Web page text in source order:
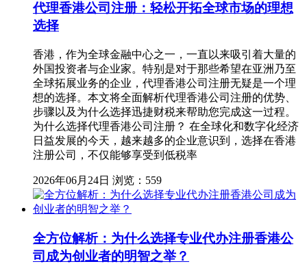
代理香港公司注册：轻松开拓全球市场的理想
选择
香港，作为全球金融中心之一，一直以来吸引着大量的
外国投资者与企业家。特别是对于那些希望在亚洲乃至
全球拓展业务的企业，代理香港公司注册无疑是一个理
想的选择。本文将全面解析代理香港公司注册的优势、
步骤以及为什么选择迅捷财税来帮助您完成这一过程。
为什么选择代理香港公司注册？ 在全球化和数字化经济
日益发展的今天，越来越多的企业意识到，选择在香港
注册公司，不仅能够享受到低税率
2026年06月24日 浏览：559
全方位解析：为什么选择专业代办注册香港公
司成为创业者的明智之举？